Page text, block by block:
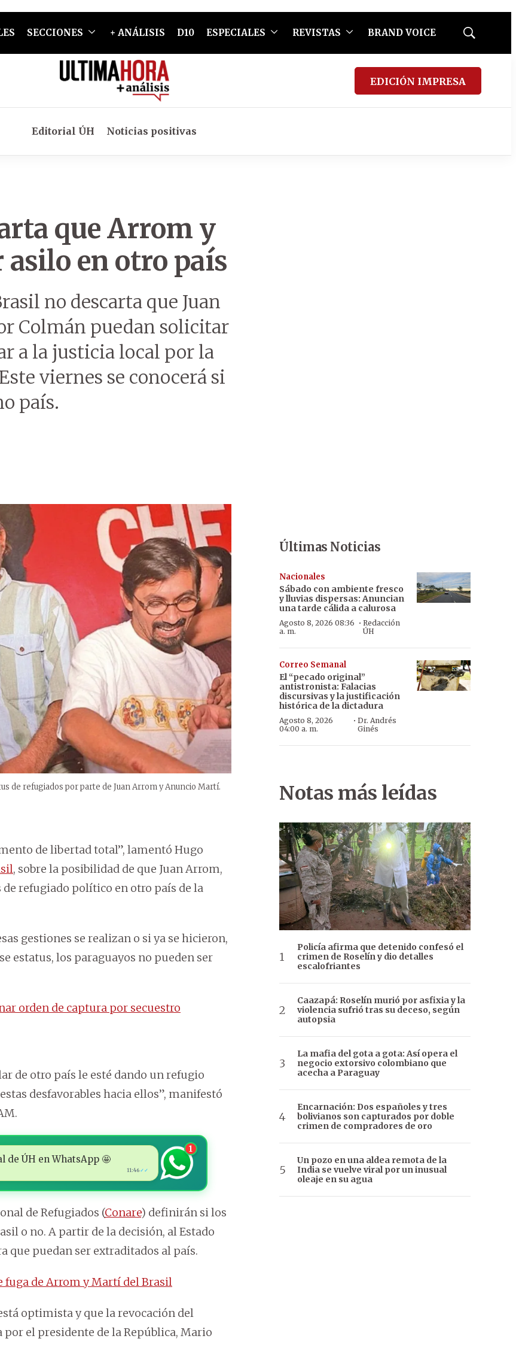
SECCIONES + ANÁLISIS D10 ESPECIALES REVISTAS BRAND VOICE
Mostrar
EDICIÓN IMPRESA
Editorial ÚH Noticias positivas
que Arrom y
en otro país
no descarta que Juan
Colmán puedan solicitar
a la justicia local por la
viernes se conocerá si
país.
de refugiados por parte de Juan Arrom y Anuncio Martí.
de libertad total”, lamentó Hugo
, sobre la posibilidad de que Juan Arrom,
refugiado político en otro país de la
gestiones se realizan o si ya se hicieron,
estatus, los paraguayos no pueden ser
orden de captura por secuestro
de otro país le esté dando un refugio
desfavorables hacia ellos”, manifestó
de ÚH en WhatsApp 🤩
11:46 ✓✓
1
de Refugiados (Conare) definirán si los
o no. A partir de la decisión, al Estado
que puedan ser extraditados al país.
fuga de Arrom y Martí del Brasil
optimista y que la revocación del
el presidente de la República, Mario
Últimas Noticias
Nacionales
Sábado con ambiente fresco
y lluvias dispersas: Anuncian
una tarde cálida a calurosa
Agosto 8, 2026 08:36
a. m.
·Redacción
ÚH
Correo Semanal
El “pecado original”
antistronista: Falacias
discursivas y la justificación
histórica de la dictadura
Agosto 8, 2026
04:00 a. m.
·Dr. Andrés
Ginés
Notas más leídas
Policía afirma que detenido confesó el
crimen de Roselín y dio detalles
escalofriantes
Caazapá: Roselín murió por asfixia y la
violencia sufrió tras su deceso, según
autopsia
La mafia del gota a gota: Así opera el
negocio extorsivo colombiano que
acecha a Paraguay
Encarnación: Dos españoles y tres
bolivianos son capturados por doble
crimen de compradores de oro
Un pozo en una aldea remota de la
India se vuelve viral por un inusual
oleaje en su agua